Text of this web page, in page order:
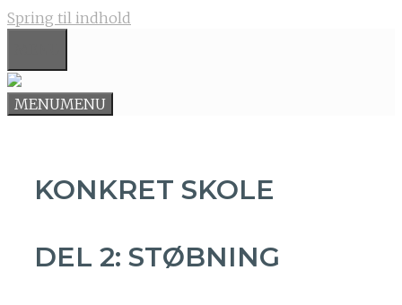
Spring til indhold
MENUMENU
KONKRET SKOLE
DEL 2: STØBNING